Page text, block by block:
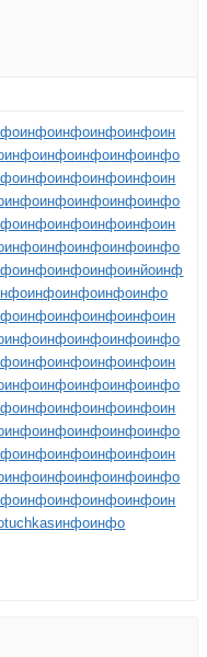
инфоинфоинфоинфоин
инфоинфоинфоинфоинфо
инфоинфоинфоинфоин
инфоинфоинфоинфоинфо
инфоинфоинфоинфоин
инфоинфоинфоинфоинфо
инфоинфоинфоинйоинф
инфоинфоинфоинфо
инфоинфоинфоинфоин
инфоинфоинфоинфоинфо
инфоинфоинфоинфоин
инфоинфоинфоинфоинфо
инфоинфоинфоинфоин
инфоинфоинфоинфоинфо
инфоинфоинфоинфоин
инфоинфоинфоинфоинфо
инфоинфоинфоинфоин
tuchkasинфоинфо